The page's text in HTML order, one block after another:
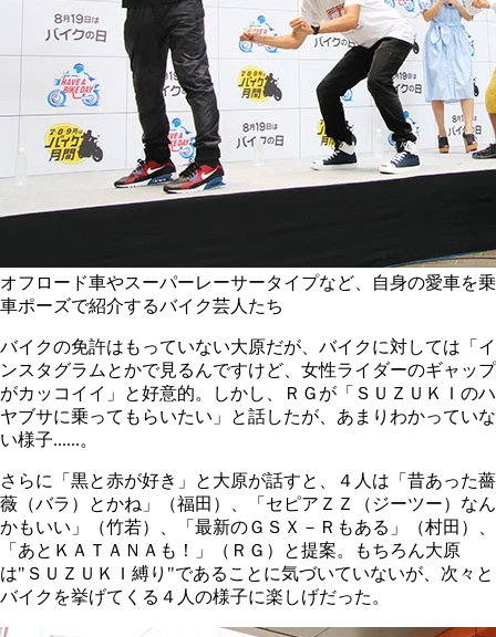
オフロード車やスーパーレーサータイプなど、自身の愛車を乗
車ポーズで紹介するバイク芸人たち
バイクの免許はもっていない大原だが、バイクに対しては「イ
ンスタグラムとかで見るんですけど、女性ライダーのギャップ
がカッコイイ」と好意的。しかし、ＲＧが「ＳＵＺＵＫＩのハ
ヤブサに乗ってもらいたい」と話したが、あまりわかっていな
い様子......。
さらに「黒と赤が好き」と大原が話すと、４人は「昔あった薔
薇（バラ）とかね」（福田）、「セピアＺＺ（ジーツー）なん
かもいい」（竹若）、「最新のＧＳＸ－Ｒもある」（村田）、
「あとＫＡＴＡＮＡも！」（ＲＧ）と提案。もちろん大原
は"ＳＵＺＵＫＩ縛り"であることに気づいていないが、次々と
バイクを挙げてくる４人の様子に楽しげだった。